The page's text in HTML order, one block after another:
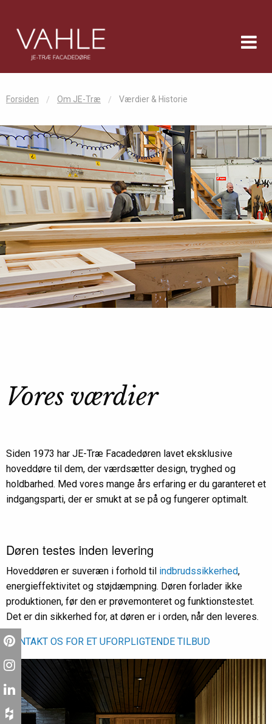
Forsiden Om JE-Træ Værdier & Historie
Vores værdier
Siden 1973 har JE-Træ Facadedøren lavet eksklusive
hoveddøre til dem, der værdsætter design, tryghed og
holdbarhed. Med vores mange års erfaring er du garanteret et
indgangsparti, der er smukt at se på og fungerer optimalt.
Døren testes inden levering
Hoveddøren er suveræn i forhold til indbrudssikkerhed,
energieffektivitet og støjdæmpning. Døren forlader ikke
produktionen, før den er prøvemonteret og funktionstestet.
Det er din sikkerhed for, at døren er i orden, når den leveres.
KONTAKT OS FOR ET UFORPLIGTENDE TILBUD